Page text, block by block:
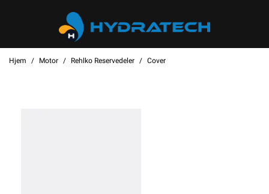
Hjem Motor Rehlko Reservedeler Cover